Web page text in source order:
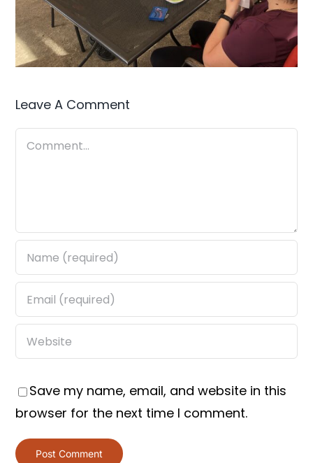
Leave A Comment
Comment
Save my name, email, and website in this
browser for the next time I comment.